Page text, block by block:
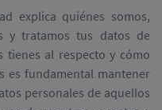
explica quiénes somos,
y tratamos tus datos de
tienes al respecto y cómo
es fundamental mantener
personales de aquellos